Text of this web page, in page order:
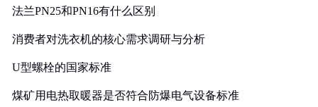
法兰PN25和PN16有什么区别
消费者对洗衣机的核心需求调研与分析
U型螺栓的国家标准
煤矿用电热取暖器是否符合防爆电气设备标准